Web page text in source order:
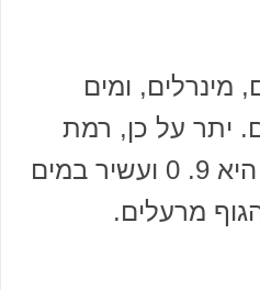
מינרלים, ומים
יתר על כן, רמת
החומציות של המלון היא 9. 0 ועשיר במים
מרעלים.